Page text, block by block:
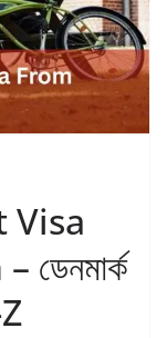
Visa